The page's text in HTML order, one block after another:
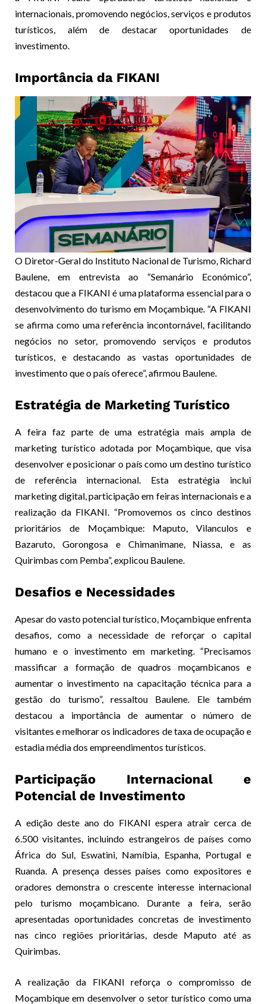
internacionais, promovendo negócios, serviços e produtos
turísticos, além de destacar oportunidades de
investimento.
Importância da FIKANI
O Diretor-Geral do Instituto Nacional de Turismo, Richard
Baulene, em entrevista ao “Semanário Económico”,
destacou que a FIKANI é uma plataforma essencial para o
desenvolvimento do turismo em Moçambique. “A FIKANI
se afirma como uma referência incontornável, facilitando
negócios no setor, promovendo serviços e produtos
turísticos, e destacando as vastas oportunidades de
investimento que o país oferece”, afirmou Baulene.
Estratégia de Marketing Turístico
A feira faz parte de uma estratégia mais ampla de
marketing turístico adotada por Moçambique, que visa
desenvolver e posicionar o país como um destino turístico
de referência internacional. Esta estratégia inclui
marketing digital, participação em feiras internacionais e a
realização da FIKANI. “Promovemos os cinco destinos
prioritários de Moçambique: Maputo, Vilanculos e
Bazaruto, Gorongosa e Chimanimane, Niassa, e as
Quirimbas com Pemba”, explicou Baulene.
Desafios e Necessidades
Apesar do vasto potencial turístico, Moçambique enfrenta
desafios, como a necessidade de reforçar o capital
humano e o investimento em marketing. “Precisamos
massificar a formação de quadros moçambicanos e
aumentar o investimento na capacitação técnica para a
gestão do turismo”, ressaltou Baulene. Ele também
destacou a importância de aumentar o número de
visitantes e melhorar os indicadores de taxa de ocupação e
estadia média dos empreendimentos turísticos.
Participação Internacional e
Potencial de Investimento
A edição deste ano do FIKANI espera atrair cerca de
6.500 visitantes, incluindo estrangeiros de países como
África do Sul, Eswatini, Namíbia, Espanha, Portugal e
Ruanda. A presença desses países como expositores e
oradores demonstra o crescente interesse internacional
pelo turismo moçambicano. Durante a feira, serão
apresentadas oportunidades concretas de investimento
nas cinco regiões prioritárias, desde Maputo até as
Quirimbas.
A realização da FIKANI reforça o compromisso de
Moçambique em desenvolver o setor turístico como uma